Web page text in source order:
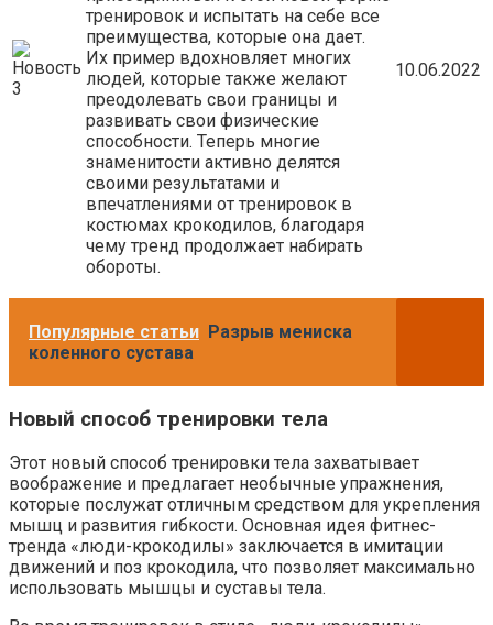
тренировок и испытать на себе все
преимущества, которые она дает.
Их пример вдохновляет многих
людей, которые также желают
преодолевать свои границы и
развивать свои физические
способности. Теперь многие
знаменитости активно делятся
своими результатами и
впечатлениями от тренировок в
костюмах крокодилов, благодаря
чему тренд продолжает набирать
обороты.
10.06.2022
Популярные статьи Разрыв мениска
коленного сустава
Новый способ тренировки тела
Этот новый способ тренировки тела захватывает
воображение и предлагает необычные упражнения,
которые послужат отличным средством для укрепления
мышц и развития гибкости. Основная идея фитнес-
тренда «люди-крокодилы» заключается в имитации
движений и поз крокодила, что позволяет максимально
использовать мышцы и суставы тела.